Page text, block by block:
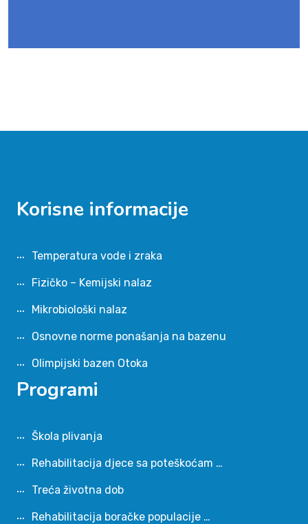
Korisne informacije
Temperatura vode i zraka
Fizičko – Kemijski nalaz
Mikrobiološki nalaz
Osnovne norme ponašanja na bazenu
Olimpijski bazen Otoka
Programi
Škola plivanja
Rehabilitacija djece sa poteškoćam …
Treća životna dob
Rehabilitacija boračke populacije …